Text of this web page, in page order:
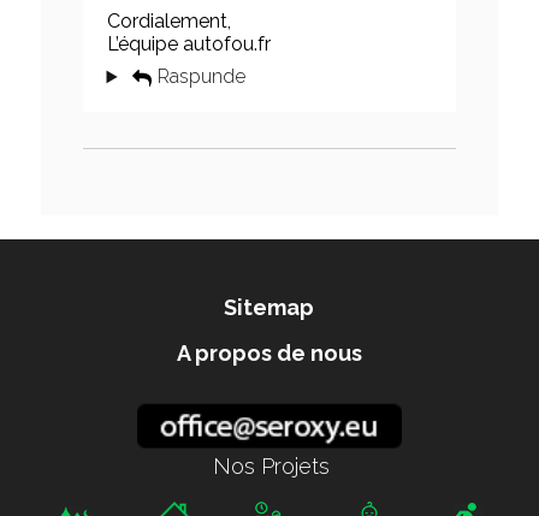
Cordialement,
L’équipe autofou.fr
Raspunde
Sitemap
A propos de nous
Nos Projets